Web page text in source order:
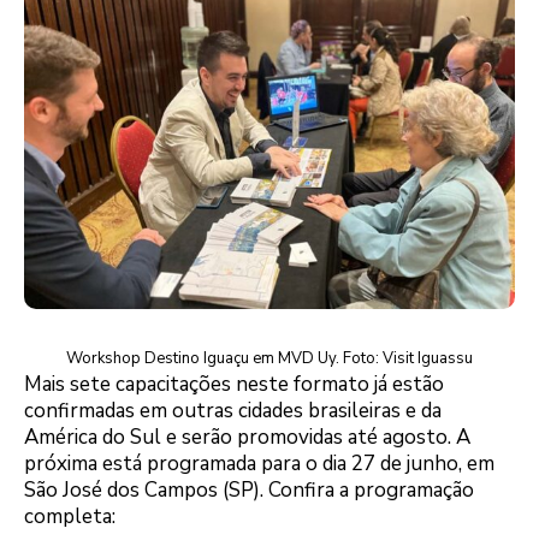
Workshop Destino Iguaçu em MVD Uy. Foto: Visit Iguassu
Mais sete capacitações neste formato já estão
confirmadas em outras cidades brasileiras e da
América do Sul e serão promovidas até agosto. A
próxima está programada para o dia 27 de junho, em
São José dos Campos (SP). Confira a programação
completa: